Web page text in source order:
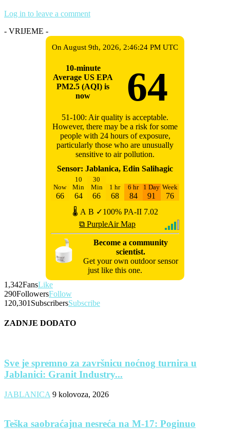
Log in to leave a comment
- VRIJEME -
On August 9th, 2026, 2:46:24 PM UTC
10-minute
Average US EPA
PM2.5 (AQI) is
now
64
51-100: Air quality is acceptable.
However, there may be a risk for some
people with 24 hours of exposure,
particularly those who are unusually
sensitive to air pollution.
Sensor: Jablanica, Edin Salihagic
Now
66
10
Min
64
30
Min
66
1 hr
68
6 hr
84
1 Day
91
Week
76
🌡 A B ✓100% PA-II 7.02
⧉ PurpleAir Map
Become a community
scientist.
Get your own outdoor sensor
just like this one.
1,342FansLike
290FollowersFollow
120,301 SubscribersSubscribe
ZADNJE DODATO
Sve je spremno za završnicu noćnog turnira u
Jablanici: Granit Industry...
JABLANICA 9 kolovoza, 2026
Teška saobraćajna nesreća na M-17: Poginuo